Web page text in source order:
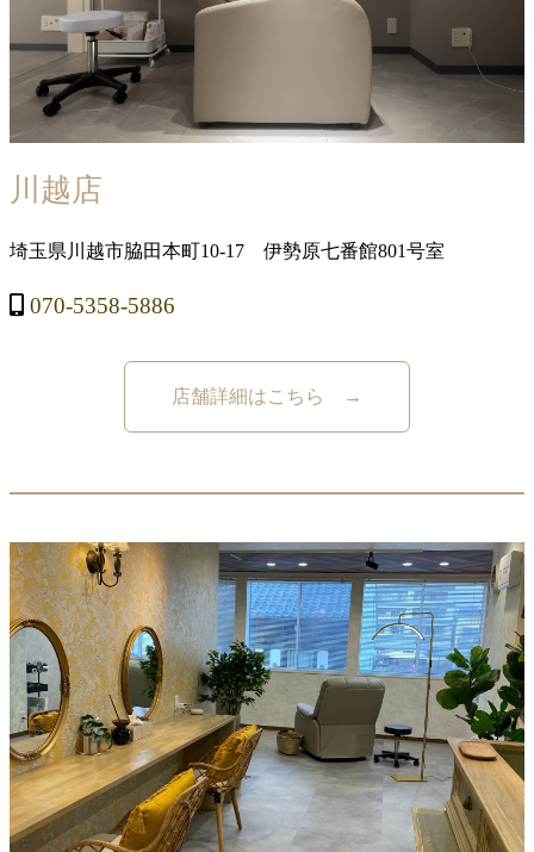
川越店
埼玉県川越市脇田本町10-17 伊勢原七番館801号室
070-5358-5886
店舗詳細はこちら →